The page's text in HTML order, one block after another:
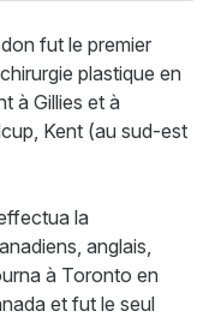
fut le premier
plastique en
à Gillies et à
Kent (au sud-est
la
anglais,
à Toronto en
et fut le seul